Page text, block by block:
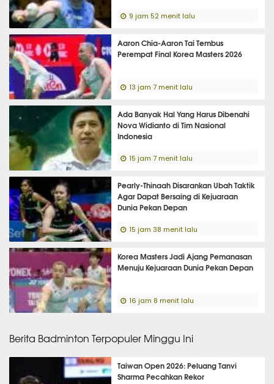
9 jam 52 menit lalu
Aaron Chia-Aaron Tai Tembus
Perempat Final Korea Masters 2026
13 jam 7 menit lalu
Ada Banyak Hal Yang Harus Dibenahi
Nova Widianto di Tim Nasional
Indonesia
15 jam 7 menit lalu
Pearly-Thinaah Disarankan Ubah Taktik
Agar Dapat Bersaing di Kejuaraan
Dunia Pekan Depan
15 jam 38 menit lalu
Korea Masters Jadi Ajang Pemanasan
Menuju Kejuaraan Dunia Pekan Depan
16 jam 8 menit lalu
Berita Badminton Terpopuler Minggu Ini
Taiwan Open 2026: Peluang Tanvi
Sharma Pecahkan Rekor